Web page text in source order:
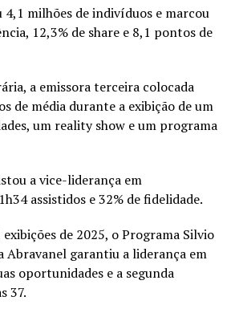
milhões de indivíduos e marcou
12,3% de share e 8,1 pontos de
a emissora terceira colocada
de média durante a exibição de um
um reality show e um programa
a vice-liderança em
assistidos e 32% de fidelidade.
de 2025, o Programa Silvio
Abravanel garantiu a liderança em
oportunidades e a segunda
37.